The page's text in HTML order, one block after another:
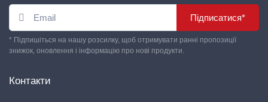
Підписатися*
* Підпишіться на нашу розсилку, щоб отримувати ранні пропозиції
знижок, оновлення і інформацію про нові продукти.
Контакти